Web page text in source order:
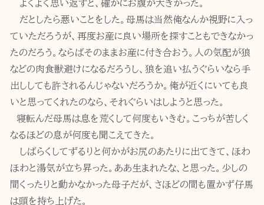
よくよく思い返すと、確かにお腹が大きかった。
だとしたら悪いことをした。母馬は当然俺なんか視野に入っ
ていただろうが、再度お産に良い場所を探すこともできなかっ
たのだろう。ならばそのままお産に付き合おう。人の気配が狼
などの肉食獣避けになるだろうし、狼を追い払うぐらいなら手
出ししても許されるんじゃないだろうか。俺が近くにいても良
いと思ってくれたのなら、それぐらいはしようと思った。
寝転んだ母馬は息を荒くして何度もいきむ。こっちが苦しく
なるほどの息が何度も聞こえてきた。
しばらくしてずるりと何かがお尻のあたりに出てきて、ほわ
ほわと湯気が立ち昇った。ああ生まれたな、と思った。少しの
間くったりと動かなかった母子だが、さほどの間も置かず仔馬
は頭を持ち上げた。